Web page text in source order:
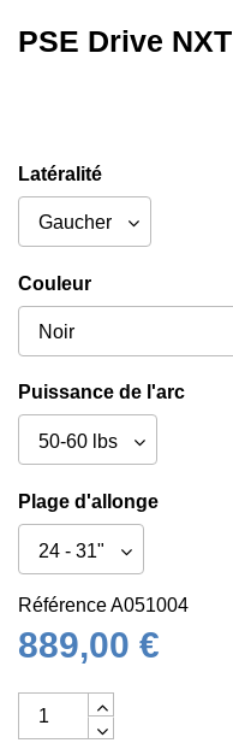
PSE Drive NXT
Latéralité
Couleur
Puissance de l'arc
Plage d'allonge
RéférenceA051004
889,00 €